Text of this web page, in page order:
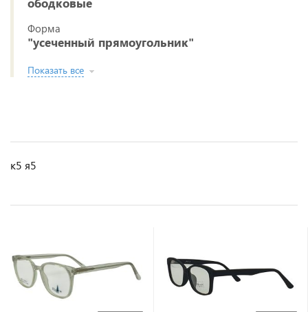
Форма
"усеченный прямоугольник"
Показать все
к5 я5